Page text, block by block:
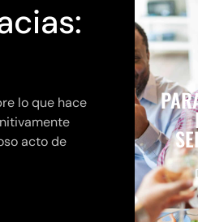
lo que hace
acto de